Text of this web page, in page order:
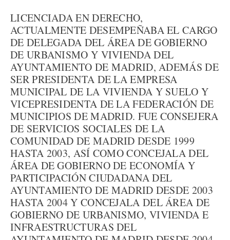
LICENCIADA EN DERECHO,
ACTUALMENTE DESEMPEÑABA EL CARGO
DE DELEGADA DEL ÁREA DE GOBIERNO
DE URBANISMO Y VIVIENDA DEL
AYUNTAMIENTO DE MADRID, ADEMÁS DE
SER PRESIDENTA DE LA EMPRESA
MUNICIPAL DE LA VIVIENDA Y SUELO Y
VICEPRESIDENTA DE LA FEDERACIÓN DE
MUNICIPIOS DE MADRID. FUE CONSEJERA
DE SERVICIOS SOCIALES DE LA
COMUNIDAD DE MADRID DESDE 1999
HASTA 2003, ASÍ COMO CONCEJALA DEL
ÁREA DE GOBIERNO DE ECONOMÍA Y
PARTICIPACIÓN CIUDADANA DEL
AYUNTAMIENTO DE MADRID DESDE 2003
HASTA 2004 Y CONCEJALA DEL ÁREA DE
GOBIERNO DE URBANISMO, VIVIENDA E
INFRAESTRUCTURAS DEL